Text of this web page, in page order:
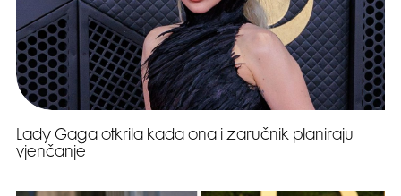
Lady Gaga otkrila kada ona i zaručnik planiraju
vjenčanje